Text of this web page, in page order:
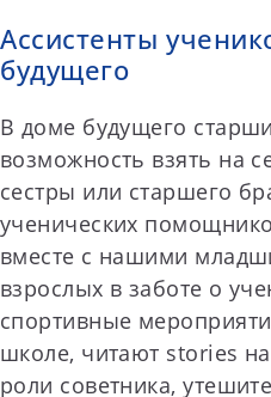
Ассистенты
будущего
В доме будущего
возможность взять на
сестры или старшего
ученических
вместе с нашими
взрослых в заботе о
спортивные
школе, читают stories
роли советника,